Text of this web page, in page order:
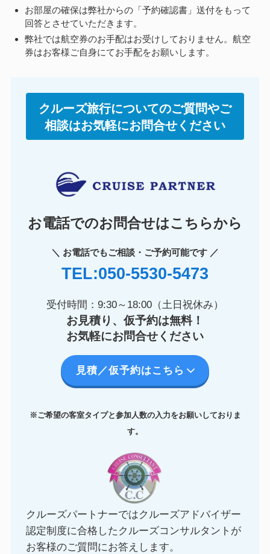
お部屋の確保は弊社からの「予約確認書」送付をもって
回答とさせていただきます。
弊社では航空券のお手配はお受けしておりません。航空
券はお客様ご自身にてお手配をお願いします。
クルーズ旅行についてのご質問やご
相談はお気軽にお問合せください
お電話でのお問合せはこちらから
＼ お電話でもご相談・ご予約可能です ／
TEL:050-5530-5473
受付時間：9:30～18:00（土日祝休み）
お見積り、仮予約は無料！
お気軽にお問合せください
見積／仮予約はこちら
※ご希望の客室タイプと参加人数の入力をお願いしておりま
す。
クルーズパートナーではクルーズアドバイザー
認定制度に合格したクルーズコンサルタントが
お客様のご質問にお答えします。